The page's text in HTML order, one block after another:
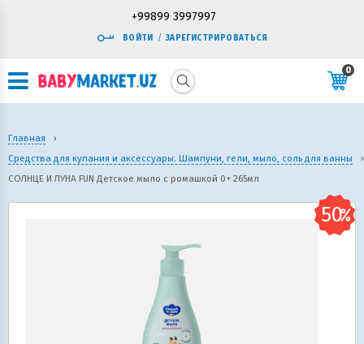
+99899 3997997
ВОЙТИ / ЗАРЕГИСТРИРОВАТЬСЯ
0
Главная
›
Средства для купания и аксессуары. Шампуни, гели, мыло, соль для ванны
›
СОЛНЦЕ И ЛУНА FUN Детское мыло с ромашкой 0+ 265мл